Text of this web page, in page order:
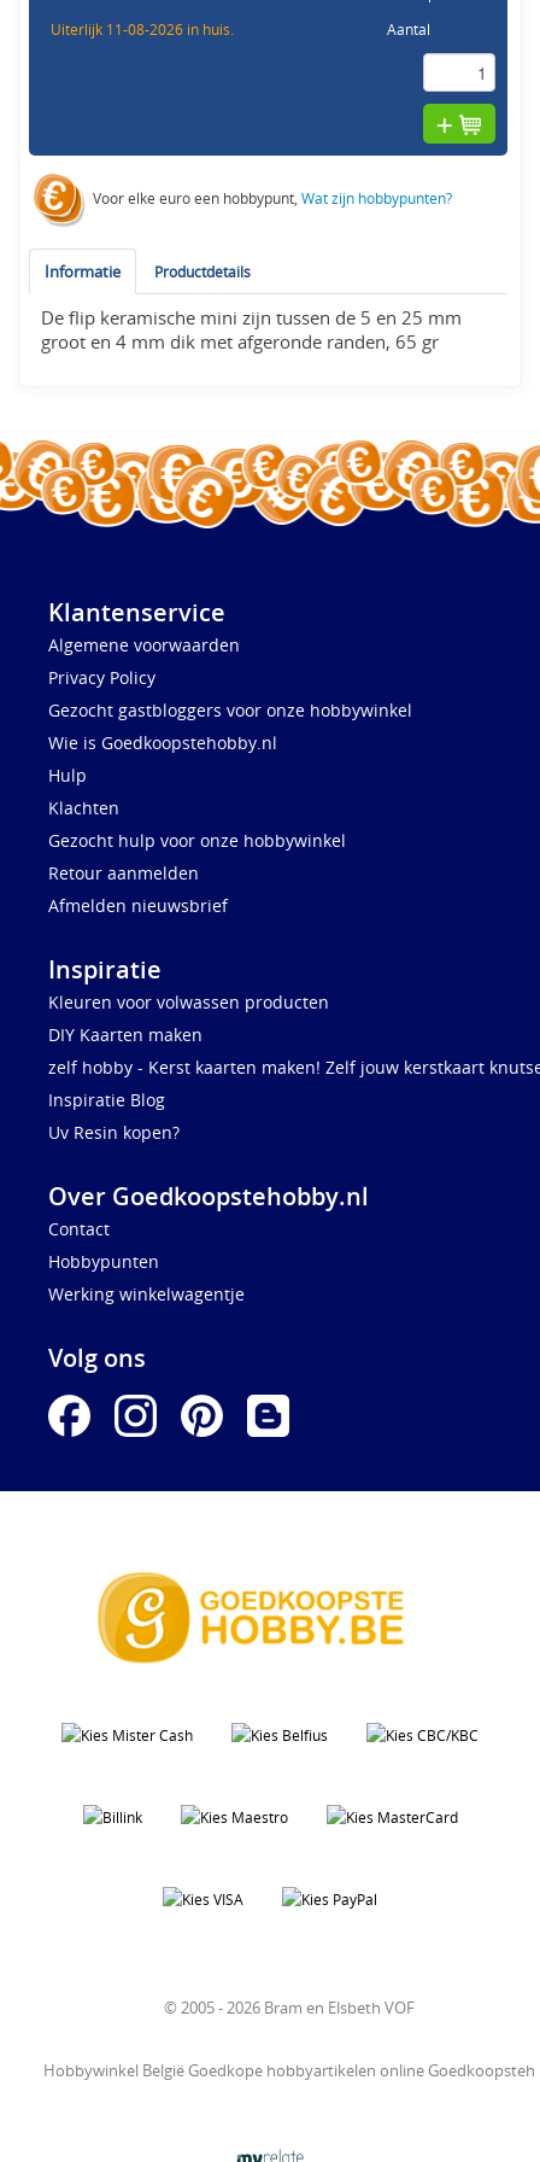
Uiterlijk 11-08-2026 in huis.
Aantal
Voor elke euro een hobbypunt,Wat zijn hobbypunten?
Informatie Productdetails
De flip keramische mini zijn tussen de 5 en 25 mm
groot en 4 mm dik met afgeronde randen, 65 gr
Klantenservice
Algemene voorwaarden
Privacy Policy
Gezocht gastbloggers voor onze hobbywinkel
Wie is Goedkoopstehobby.nl
Hulp
Klachten
Gezocht hulp voor onze hobbywinkel
Retour aanmelden
Afmelden nieuwsbrief
Inspiratie
Kleuren voor volwassen producten
DIY Kaarten maken
zelf hobby - Kerst kaarten maken! Zelf jouw kerstkaart
Inspiratie Blog
Uv Resin kopen?
Over Goedkoopstehobby.nl
Contact
Hobbypunten
Werking winkelwagentje
Volg ons
© 2005 - 2026 Bram en Elsbeth VOF
Hobbywinkel België Goedkope hobbyartikelen online Goedkoopsteh